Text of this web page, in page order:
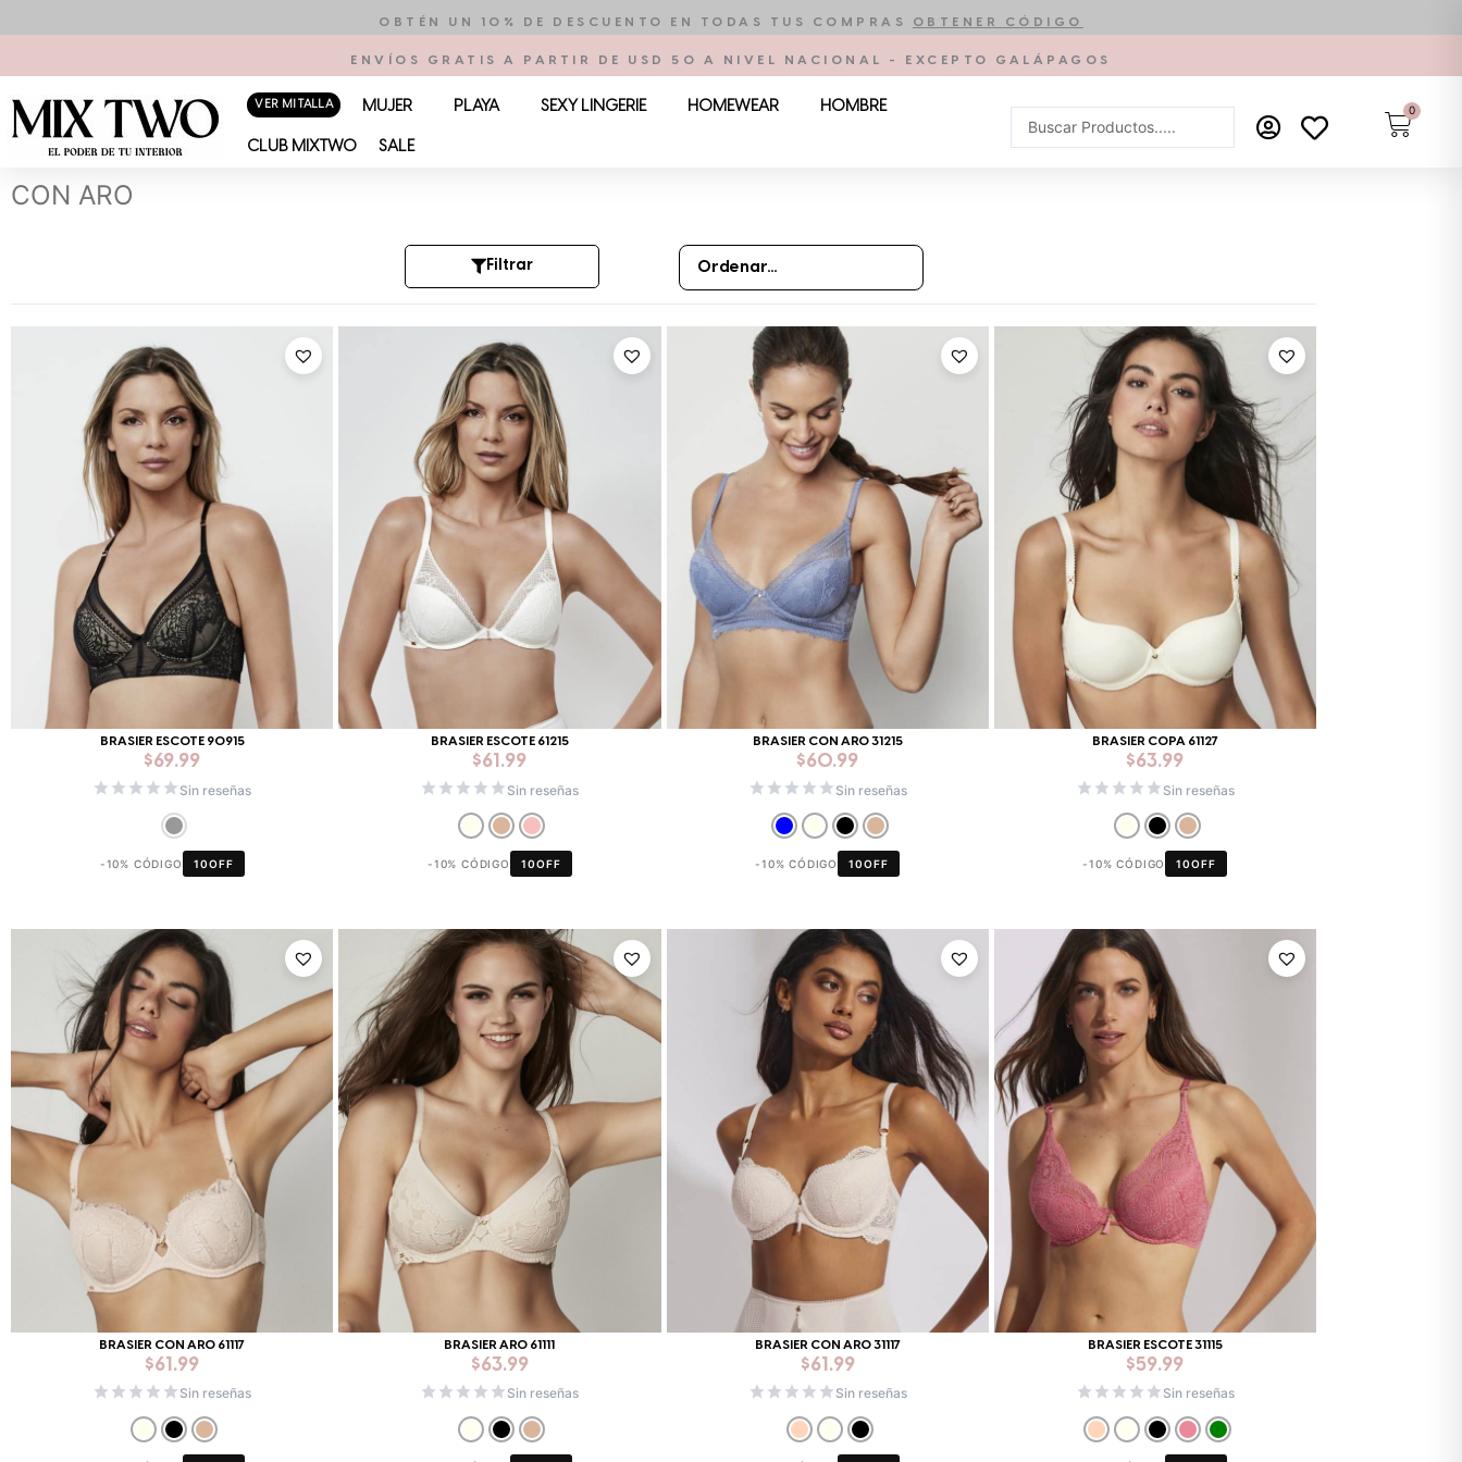
contenido
OBTÉN UN 10% DE DESCUENTO EN TODAS TUS COMPRAS OBTENER CÓDIGO
ENVÍOS GRATIS A PARTIR DE USD 50 A NIVEL NACIONAL - EXCEPTO GALÁPAGOS
VER MI TALLA MUJER PLAYA SEXY LINGERIE HOMEWEAR HOMBRE
CLUB MIXTWO SALE
Search
...
0
CON ARO
Filtrar
BRASIER ESCOTE 90915
$69.99
Sin reseñas
-10% CÓDIGO 10OFF
BRASIER ESCOTE 61215
$61.99
Sin reseñas
-10% CÓDIGO 10OFF
BRASIER CON ARO 31215
$60.99
Sin reseñas
-10% CÓDIGO 10OFF
BRASIER COPA 61127
$63.99
Sin reseñas
-10% CÓDIGO 10OFF
BRASIER CON ARO 61117
$61.99
Sin reseñas
BRASIER ARO 61111
$63.99
Sin reseñas
BRASIER CON ARO 31117
$61.99
Sin reseñas
BRASIER ESCOTE 31115
$59.99
Sin reseñas